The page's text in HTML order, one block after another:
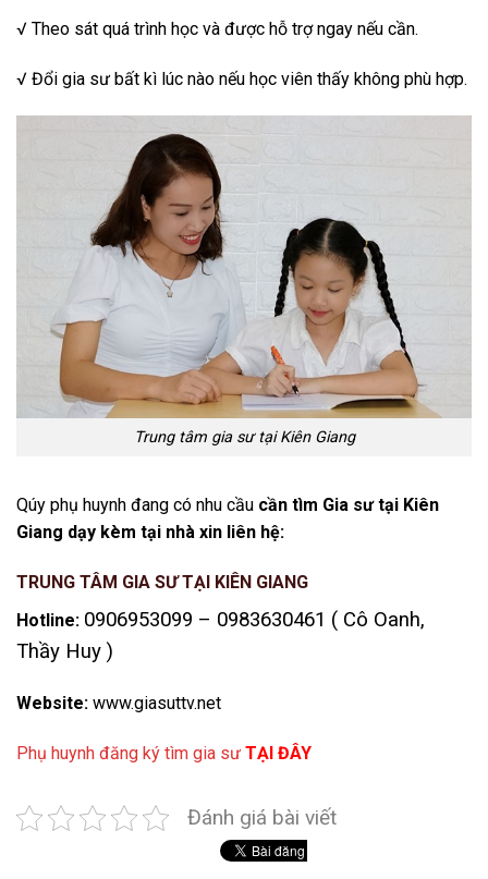
√ Theo sát quá trình học và được hỗ trợ ngay nếu cần.
√ Đổi gia sư bất kì lúc nào nếu học viên thấy không phù hợp.
Trung tâm gia sư tại Kiên Giang
Qúy phụ huynh đang có nhu cầu cần tìm Gia sư tại Kiên
Giang dạy kèm tại nhà xin liên hệ:
TRUNG TÂM GIA SƯ TẠI KIÊN GIANG
Hotline: 0906953099 – 0983630461 ( Cô Oanh,
Thầy Huy )
Website: www.giasuttv.net
Phụ huynh đăng ký tìm gia sư TẠI ĐÂY
Đánh giá bài viết